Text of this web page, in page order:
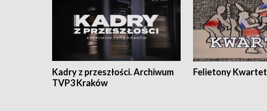
Kadry z przeszłości. Archiwum
TVP3 Kraków
Felietony Kwartet